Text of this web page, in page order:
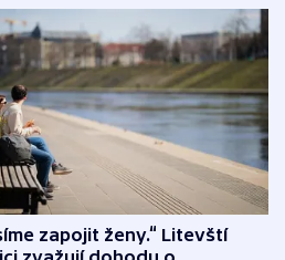
zapojit ženy.“ Litevští